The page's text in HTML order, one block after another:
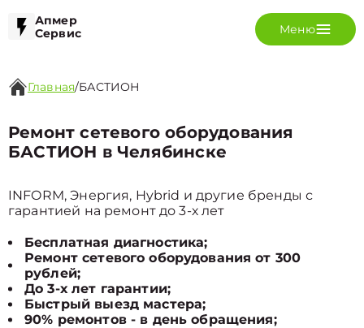
Апмер
Сервис
Меню
Главная/БАСТИОН
Ремонт сетевого оборудования
БАСТИОН в Челябинске
INFORM, Энергия, Hybrid и другие бренды с
гарантией на ремонт до 3-х лет
Бесплатная диагностика;
Ремонт сетевого оборудования от 300
рублей;
До 3-х лет гарантии;
Быстрый выезд мастера;
90% ремонтов - в день обращения;